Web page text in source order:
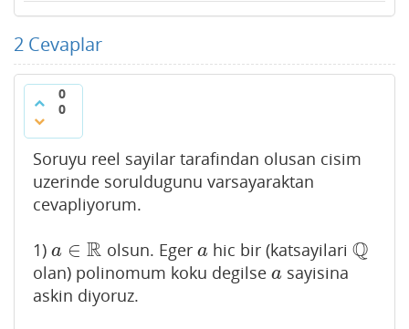
2 Cevaplar
0
0
Soruyu reel sayilar tarafindan olusan cisim
uzerinde soruldugunu varsayaraktan
cevapliyorum.
1) a ∈ R
a∈R olsun. Eger a
ahic bir (katsayilari Q
Q
olan) polinomum koku degilse a
a sayisina
askin diyoruz.